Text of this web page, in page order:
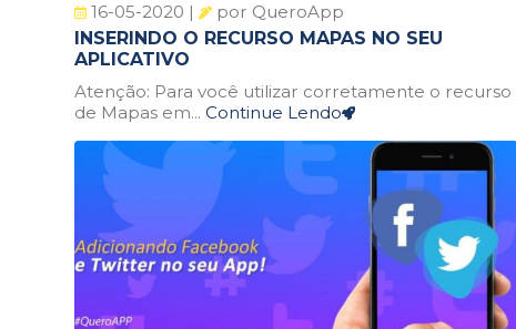
16-05-2020 |
por QueroApp
INSERINDO O RECURSO MAPAS NO SEU
APLICATIVO
Atenção: Para você utilizar corretamente o recurso
de Mapas em... Continue Lendo